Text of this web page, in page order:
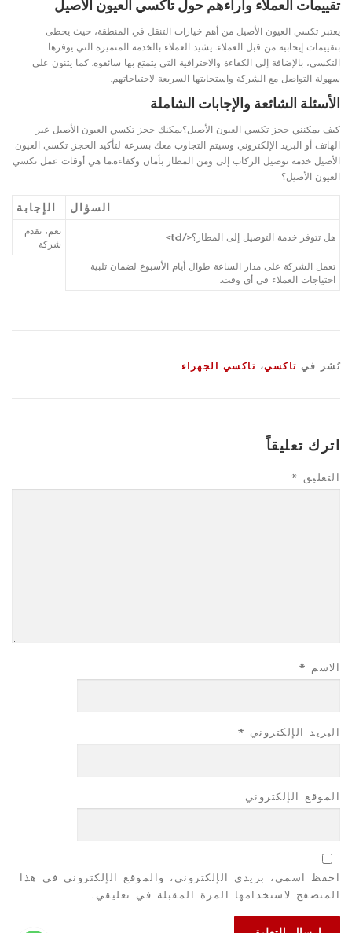
تقييمات العملاء وآراءهم حول تاكسي العيون الأصيل
يعتبر تكسي العيون الأصيل من أهم خيارات التنقل في المنطقة، حيث يحظى
بتقييمات إيجابية من قبل العملاء. يشيد العملاء بالخدمة المتميزة التي يوفرها
التكسي، بالإضافة إلى الكفاءة والاحترافية التي يتمتع بها سائقوه. كما يثنون على
سهولة التواصل مع الشركة واستجابتها السريعة لاحتياجاتهم.
الأسئلة الشائعة والإجابات الشاملة
كيف يمكنني حجز تكسي العيون الأصيل؟يمكنك حجز تكسي العيون الأصيل عبر
الهاتف أو البريد الإلكتروني وسيتم التجاوب معك بسرعة لتأكيد الحجز. تكسي العيون
الأصيل خدمة توصيل الركاب إلى ومن المطار بأمان وكفاءة.ما هي أوقات عمل تكسي
العيون الأصيل؟
السؤال الإجابة
هل تتوفر خدمة التوصيل إلى المطار؟</td>
نعم، تقدم
شركة
تعمل الشركة على مدار الساعة طوال أيام الأسبوع لضمان تلبية
احتياجات العملاء في أي وقت.
نُشر في تاكسي، تاكسي الجهراء
اترك تعليقاً
التعليق *
الاسم *
البريد الإلكتروني *
الموقع الإلكتروني
احفظ اسمي، بريدي الإلكتروني، والموقع الإلكتروني في هذا
المتصفح لاستخدامها المرة المقبلة في تعليقي.